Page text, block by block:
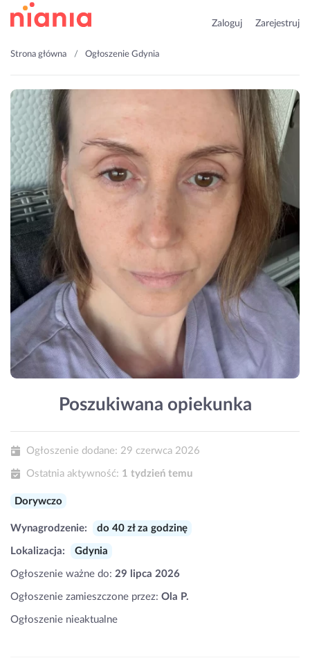
Zaloguj Zarejestruj
Strona główna Ogłoszenie Gdynia
Poszukiwana opiekunka
Ogłoszenie dodane: 29 czerwca 2026
Ostatnia aktywność: 1 tydzień temu
Dorywczo
Wynagrodzenie: do 40 zł za godzinę
Lokalizacja: Gdynia
Ogłoszenie ważne do: 29 lipca 2026
Ogłoszenie zamieszczone przez: Ola P.
Ogłoszenie nieaktualne